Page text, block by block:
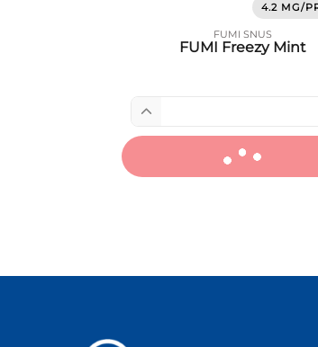
4.2 MG/
FUMI SNUS
FUMI Freezy Mint